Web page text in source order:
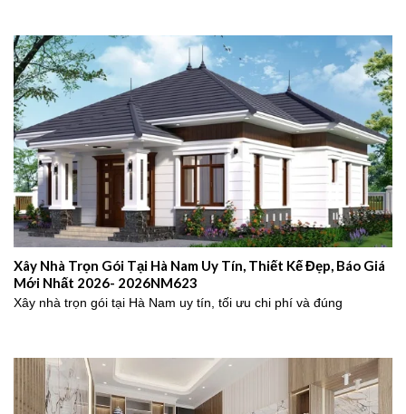
Xây Nhà Trọn Gói Tại Hà Nam Uy Tín, Thiết Kế Đẹp, Báo Giá
Mới Nhất 2026- 2026NM623
Xây nhà trọn gói tại Hà Nam uy tín, tối ưu chi phí và đúng